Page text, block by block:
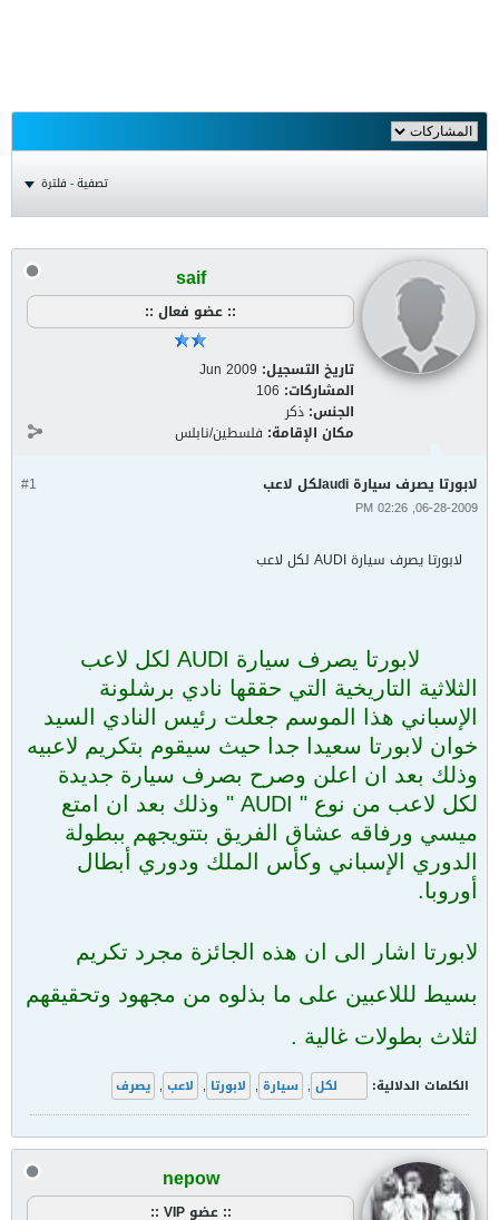
تصفية - فلترة
saif
:: عضو فعال ::
تاريخ التسجيل: Jun 2009
المشاركات: 106
الجنس: ذكر
مكان الإقامة: فلسطين/نابلس
#1 لابورتا يصرف سيارة audiلكل لاعب
06-28-2009, 02:26 PM
لابورتا يصرف سيارة AUDI لكل لاعب
لابورتا يصرف سيارة AUDI لكل لاعب
الثلاثية التاريخية التي حققها نادي برشلونة
الإسباني هذا الموسم جعلت رئيس النادي السيد
خوان لابورتا سعيدا جدا حيث سيقوم بتكريم لاعبيه
وذلك بعد ان اعلن وصرح بصرف سيارة جديدة
لكل لاعب من نوع " AUDI " وذلك بعد ان امتع
ميسي ورفاقه عشاق الفريق بتتويجهم ببطولة
الدوري الإسباني وكأس الملك ودوري أبطال
أوروبا.
لابورتا اشار الى ان هذه الجائزة مجرد تكريم
بسيط لللاعبين على ما بذلوه من مجهود وتحقيقهم
لثلاث بطولات غالية .
الكلمات الدلالية: , سيارة , لابورتا , لاعب , يصرف
nepow
:: عضو VIP ::